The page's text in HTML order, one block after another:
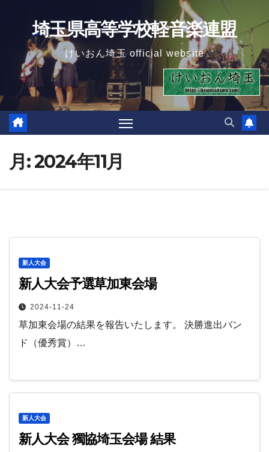
content
埼玉県高等学校軽音楽連盟
けいおん埼玉 official website
月:2024年11月
新人大会
新人大会予選草加東会場
2024-11-24
草加東会場の結果を報告いたします。 決勝進出バン
ド（優秀賞）…
新人大会
新人大会 獨協埼玉会場 結果